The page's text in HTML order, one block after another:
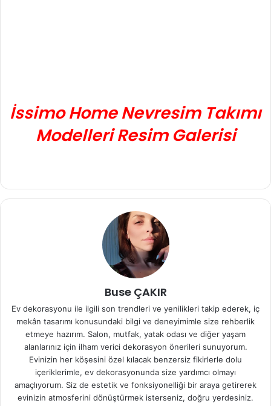
İssimo Home Nevresim Takımı
Modelleri Resim Galerisi
Buse ÇAKIR
Ev dekorasyonu ile ilgili son trendleri ve yenilikleri takip ederek, iç
mekân tasarımı konusundaki bilgi ve deneyimimle size rehberlik
etmeye hazırım. Salon, mutfak, yatak odası ve diğer yaşam
alanlarınız için ilham verici dekorasyon önerileri sunuyorum.
Evinizin her köşesini özel kılacak benzersiz fikirlerle dolu
içeriklerimle, ev dekorasyonunda size yardımcı olmayı
amaçlıyorum. Siz de estetik ve fonksiyonelliği bir araya getirerek
evinizin atmosferini dönüştürmek isterseniz, doğru yerdesiniz.